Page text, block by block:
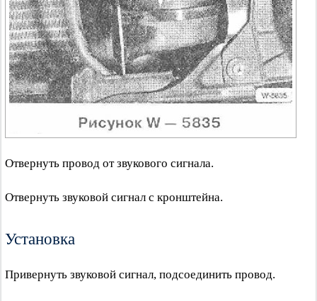
Отвернуть провод от звукового сигнала.
Отвернуть звуковой сигнал с кронштейна.
Установка
Привернуть звуковой сигнал, подсоединить провод.